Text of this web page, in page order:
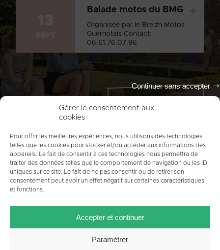
Gérer le consentement aux
cookies
Pour offrir les meilleures expériences, nous utilisons des technologies
telles que les cookies pour stocker et/ou accéder aux informations des
appareils. Le fait de consentir à ces technologies nous permettra de
traiter des données telles que le comportement de navigation ou les ID
uniques sur ce site. Le fait de ne pas consentir ou de retirer son
consentement peut avoir un effet négatif sur certaines caractéristiques
et fonctions.
Accepter et continuer
Continuer sans accepter
Paramétrer
Balade motos du BMG
Organisée par le Breizh Motos
Guernotais Contact:
06.61.76.07.96
PLAN DU SITE
MENTIONS LÉGALES
CRÉDITS POLITIQUE DE COOKIES (UE)